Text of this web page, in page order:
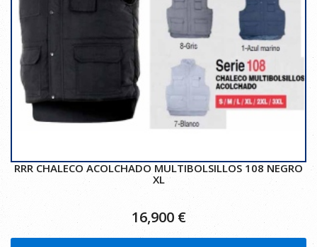
RRR CHALECO ACOLCHADO MULTIBOLSILLOS 108 NEGRO
XL
16,900€